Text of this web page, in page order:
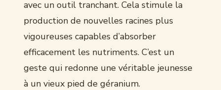
avec un outil tranchant. Cela stimule la
production de nouvelles racines plus
vigoureuses capables d’absorber
efficacement les nutriments. C’est un
geste qui redonne une véritable jeunesse
à un vieux pied de géranium.